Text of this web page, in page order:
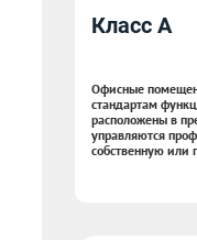
Класс A
Офисные
стандартам
расположены в
управляются
собственную или